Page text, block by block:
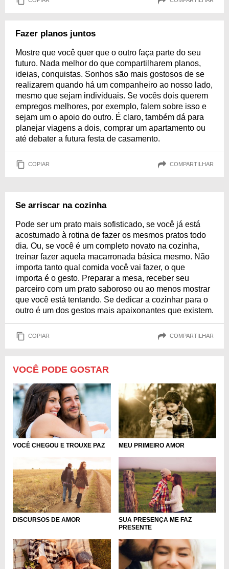
Fazer planos juntos
Mostre que você quer que o outro faça parte do seu
futuro. Nada melhor do que compartilharem planos,
ideias, conquistas. Sonhos são mais gostosos de se
realizarem quando há um companheiro ao nosso lado,
mesmo que sejam individuais. Se vocês dois querem
empregos melhores, por exemplo, falem sobre isso e
sejam um o apoio do outro. É claro, também dá para
planejar viagens a dois, comprar um apartamento ou
até debater a futura festa de casamento.
COPIAR COMPARTILHAR
Se arriscar na cozinha
Pode ser um prato mais sofisticado, se você já está
acostumado à rotina de fazer os mesmos pratos todo
dia. Ou, se você é um completo novato na cozinha,
treinar fazer aquela macarronada básica mesmo. Não
importa tanto qual comida você vai fazer, o que
importa é o gesto. Preparar a mesa, receber seu
parceiro com um prato saboroso ou ao menos mostrar
que você está tentando. Se dedicar a cozinhar para o
outro é um dos gestos mais apaixonantes que existem.
COPIAR COMPARTILHAR
VOCÊ PODE GOSTAR
VOCÊ CHEGOU E TROUXE PAZ MEU PRIMEIRO AMOR
DISCURSOS DE AMOR
SUA PRESENÇA ME FAZ
PRESENTE